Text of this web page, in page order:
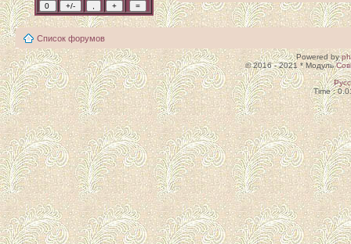
Список форумов
Powered by
© 2016 - 2021 * Модуль
Time :